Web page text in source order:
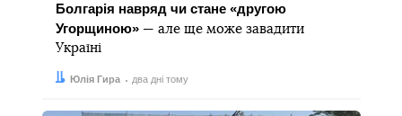
Болгарія навряд чи стане «другою
Угорщиною» — але ще може завадити
Україні
Автор:Юлія Гира
Дата: два дні тому